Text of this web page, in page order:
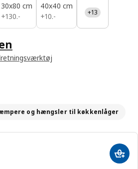
30x80 cm
+130.-
130.-
40x40 cm
+10.-
10.- +13
og hængsler til køkkenlåger
Læg i